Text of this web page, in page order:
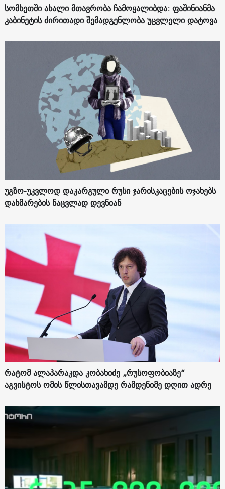
სომხეთში ახალი მთავრობა ჩამოყალიბდა: ფაშინიანმა
კაბინეტის ძირითადი შემადგენლობა უცვლელი დატოვა
უგზო-უკვლოდ დაკარგული რუსი ჯარისკაცების ოჯახებს
დახმარების ნაცვლად დევნიან
რატომ ალაპარაკდა კობახიძე „რუსოფობიაზე“
აგვისტოს ომის წლისთავამდე რამდენიმე დღით ადრე